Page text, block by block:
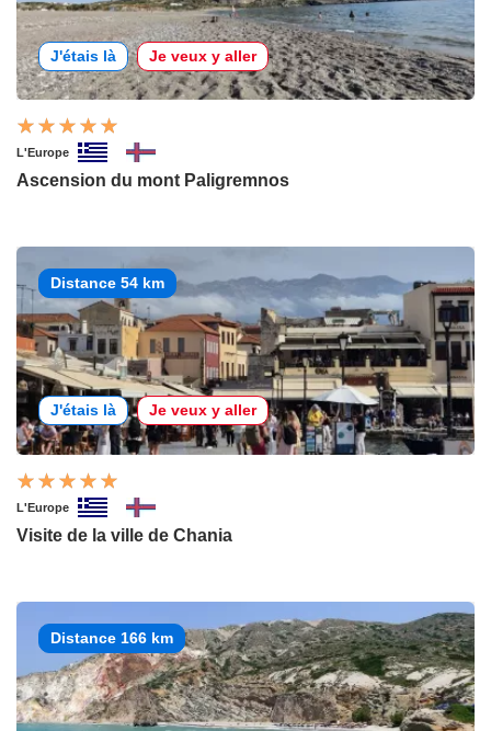
J'étais là Je veux y aller
L'Europe
Ascension du mont Paligremnos
Distance 54 km
J'étais là Je veux y aller
L'Europe
Visite de la ville de Chania
Distance 166 km